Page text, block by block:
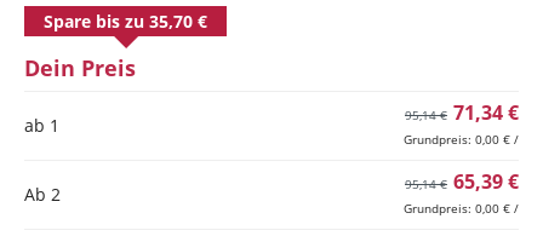
Spare bis zu 35,70 €
Dein Preis
ab 1 71,34 €
95,14 €
Grundpreis: 0,00 € /
Ab 2 65,39 €
95,14 €
Grundpreis: 0,00 € /